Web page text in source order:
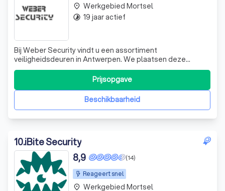
Bij Weber Security vindt u een assortiment
veiligheidsdeuren in Antwerpen. We plaatsen deze
deuren dagelijks in heel de regio en hebben zowel
brandwerende als anti-inbraakdeuren in ons assortiment.
Onze installateurs zijn ware vakmannen en vervangen
binnen een dag uw oude deur voor een veiligheidsde
Beschikbaarheid
Prijsopgave
place Werkgebied Mortsel
timelapse 19 jaar actief
10.iBite Security
Reageert snel
(14)
8,9
place Werkgebied Mortsel